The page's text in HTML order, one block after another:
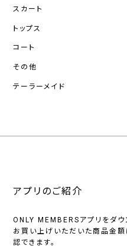
スカート
トップス
コート
その他
テーラーメイド
アプリのご紹介
ONLY MEMBERSアプリをダウ
お買い上げいただいた商品金
認できます。